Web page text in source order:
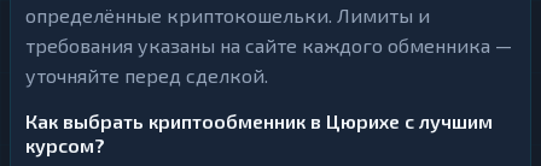
определённые криптокошельки. Лимиты и
требования указаны на сайте каждого обменника —
уточняйте перед сделкой.
Как выбрать криптообменник в Цюрихе с лучшим
курсом?